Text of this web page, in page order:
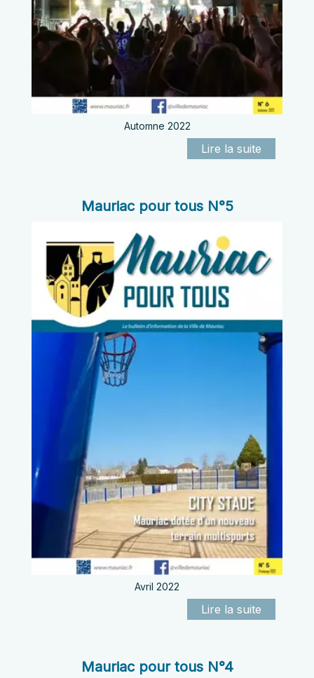
Automne 2022
Mauriac pour tous N°5
Avril 2022
Mauriac pour tous N°4